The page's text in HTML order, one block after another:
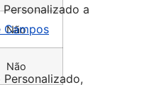
Não
Não
a
Campos